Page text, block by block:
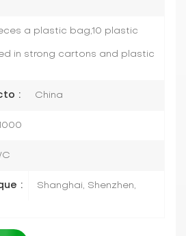
a plastic bag,10 plastic
in strong cartons and plastic
: China
C
: Shanghai, Shenzhen,